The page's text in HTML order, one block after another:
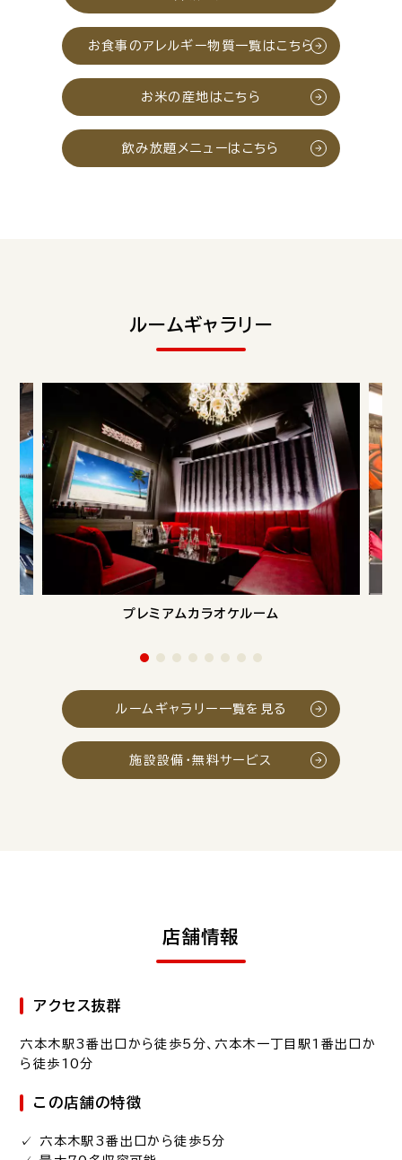
お食事のアレルギー物質一覧はこちら
お米の産地はこちら
飲み放題メニューはこちら
ルームギャラリー
プレミアムカラオケルーム
ルームギャラリー一覧を見る
施設設備・無料サービス
店舗情報
アクセス抜群
六本木駅3番出口から徒歩5分、六本木一丁目駅1番出口か
ら徒歩10分
この店舗の特徴
✓ 六本木駅3番出口から徒歩5分